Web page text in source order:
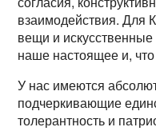
взаимодействия. Для
вещи и
наше настоящее и,
У нас имеются
подчеркивающие
толерантность и